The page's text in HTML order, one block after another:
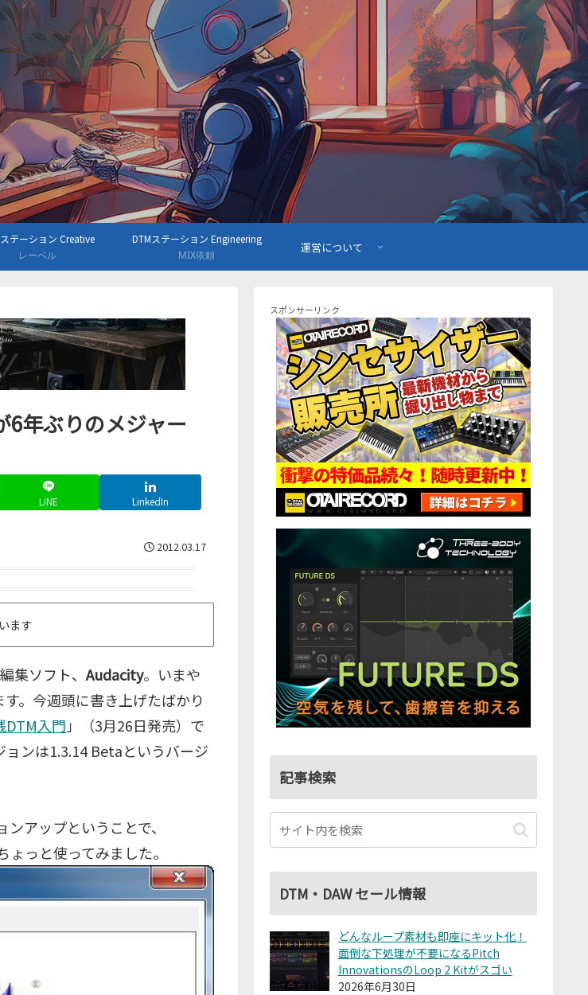
テーション Creative
レーベル
DTMステーション Engineering
MIX依頼
運営について
年ぶりのメジャー
LINE LinkedIn
2012.03.17
ます
集ソフト、 Audacity。いまや
。今週頭に書き上げたばかり
DTM入門 」（3月26日発売）で
ンは1.3.14 Betaというバージ
アップということで、
っと使ってみました。
スポンサーリンク
記事検索
DTM・DAW セール情報
どんなループ素材も即座にキット化！
面倒な下処理が不要になるPitch
InnovationsのLoop 2 Kitがスゴい
2026年6月30日